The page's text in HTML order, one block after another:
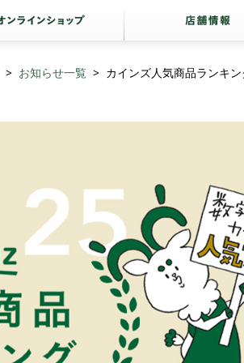
お知らせ一覧 カインズ人気商品ランキ